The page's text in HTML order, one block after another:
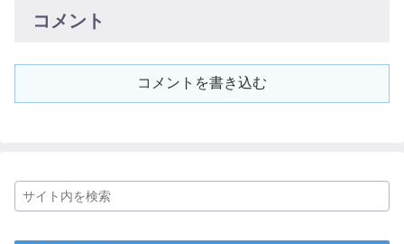
コメント
コメントを書き込む